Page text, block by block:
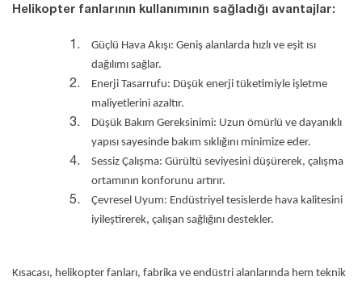
Helikopter fanlarının kullanımının sağladığı avantajlar:
Güçlü Hava Akışı: Geniş alanlarda hızlı ve eşit ısı
dağılımı sağlar.
Enerji Tasarrufu: Düşük enerji tüketimiyle işletme
maliyetlerini azaltır.
Düşük Bakım Gereksinimi: Uzun ömürlü ve dayanıklı
yapısı sayesinde bakım sıklığını minimize eder.
Sessiz Çalışma: Gürültü seviyesini düşürerek, çalışma
ortamının konforunu artırır.
Çevresel Uyum: Endüstriyel tesislerde hava kalitesini
iyileştirerek, çalışan sağlığını destekler.
Kısacası, helikopter fanları, fabrika ve endüstri alanlarında hem teknik